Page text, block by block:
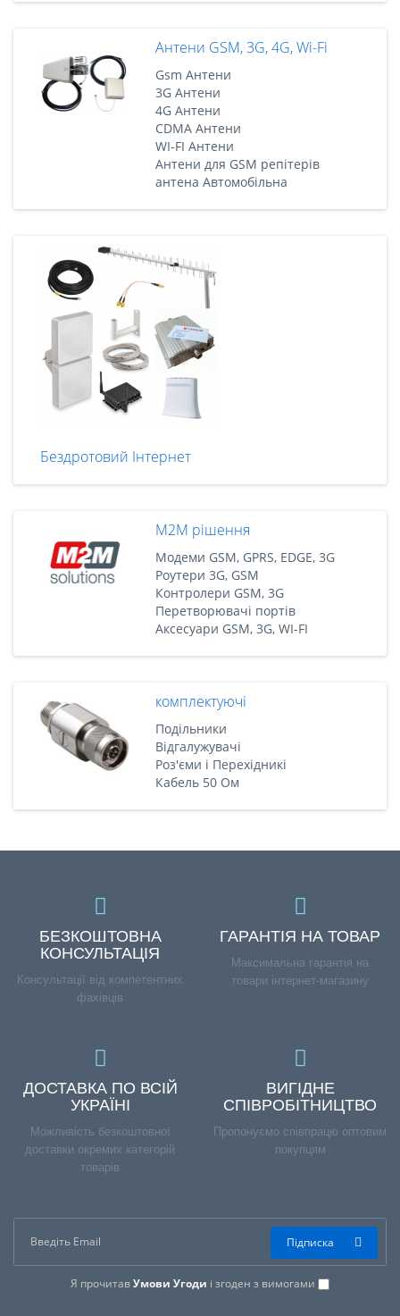
Антени GSM, 3G, 4G, Wi-Fi
Gsm Антени
3G Антени
4G Антени
CDMA Антени
WI-FI Антени
Антени для GSM репітерів
антена Автомобільна
Бездротовий Інтернет
M2M рішення
Модеми GSM, GPRS, EDGE, 3G
Роутери 3G, GSM
Контролери GSM, 3G
Перетворювачі портів
Аксесуари GSM, 3G, WI-FI
комплектуючі
Подільники
Відгалужувачі
Роз'єми і Перехідникі
Кабель 50 Ом
БЕЗКОШТОВНА
КОНСУЛЬТАЦІЯ
Консультації від компетентних
фахівців
ГАРАНТІЯ НА ТОВАР
Максимальна гарантія на
товари інтернет-магазину
ДОСТАВКА ПО ВСІЙ
УКРАЇНІ
Можливість безкоштовної
доставки окремих категорій
товарів
ВИГІДНЕ
СПІВРОБІТНИЦТВО
Пропонуємо співпрацю оптовим
покупцям
Я прочитавУмови Угоди і згоден з вимогами
Підписка